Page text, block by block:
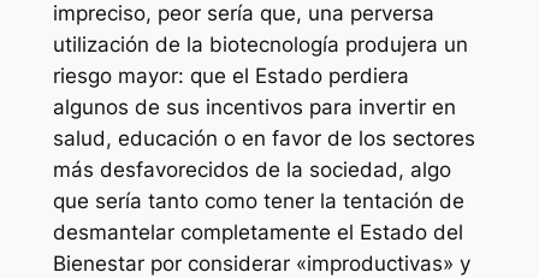
impreciso, peor sería que, una perversa
utilización de la biotecnología produjera un
riesgo mayor: que el Estado perdiera
algunos de sus incentivos para invertir en
salud, educación o en favor de los sectores
más desfavorecidos de la sociedad, algo
que sería tanto como tener la tentación de
desmantelar completamente el Estado del
Bienestar por considerar «improductivas» y